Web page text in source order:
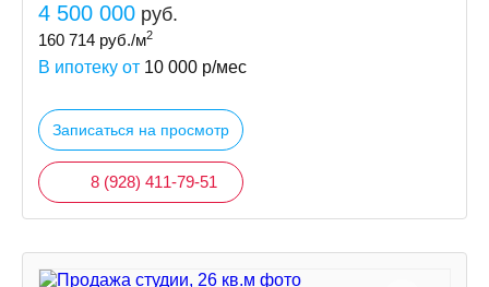
4 500 000 руб.
160 714 руб./м2
В ипотеку от 10 000 р/мес
Записаться на просмотр
8 (928) 411-79-51